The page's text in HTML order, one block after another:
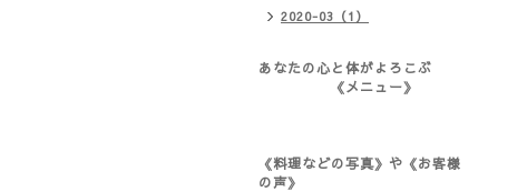
2020-03（1）
あなたの心と体がよろこぶ
《メニュー》
《料理などの写真》や《お客様
の声》